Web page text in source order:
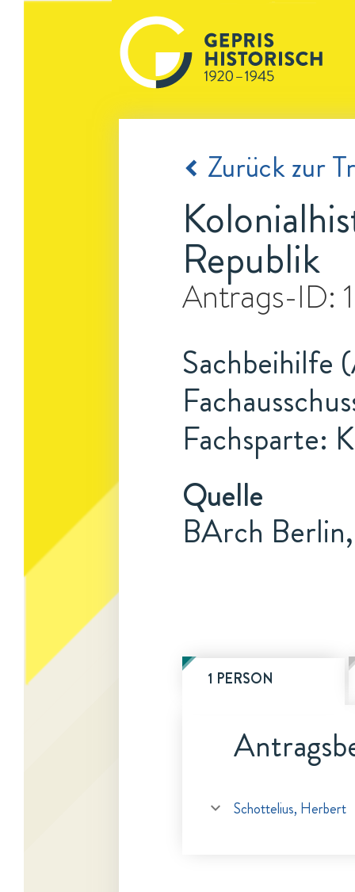
Zurück zur
Republik
Antrags-ID:
Sachbeihilfe
Fachsparte:
Quelle
BArch
1 PERSON
Schottelius, Herbert